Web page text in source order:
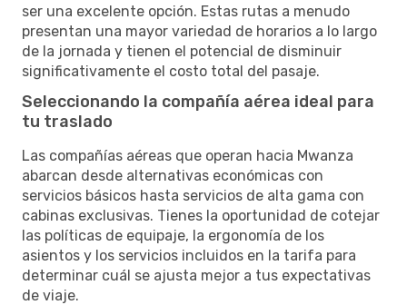
ser una excelente opción. Estas rutas a menudo
presentan una mayor variedad de horarios a lo largo
de la jornada y tienen el potencial de disminuir
significativamente el costo total del pasaje.
Seleccionando la compañía aérea ideal para
tu traslado
Las compañías aéreas que operan hacia Mwanza
abarcan desde alternativas económicas con
servicios básicos hasta servicios de alta gama con
cabinas exclusivas. Tienes la oportunidad de cotejar
las políticas de equipaje, la ergonomía de los
asientos y los servicios incluidos en la tarifa para
determinar cuál se ajusta mejor a tus expectativas
de viaje.